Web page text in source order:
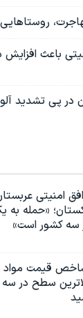
باعث
در پی تشدید
امنیتی
«حمله به
سه کشور است»
قیمت مواد
سطح در